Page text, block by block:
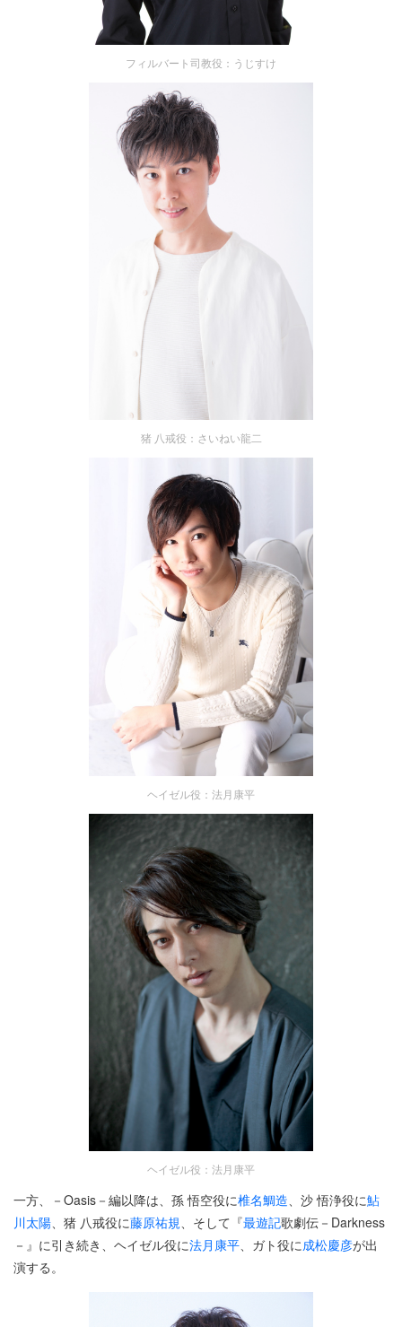
フィルバート司教役：うじすけ
猪 八戒役：さいねい龍二
ヘイゼル役：法月康平
ヘイゼル役：法月康平
一方、－Oasis－編以降は、孫 悟空役に椎名鯛造、沙 悟浄役に鮎
川太陽、猪 八戒役に藤原祐規、そして『最遊記歌劇伝－Darkness
－』に引き続き、ヘイゼル役に法月康平、ガト役に成松慶彦が出
演する。